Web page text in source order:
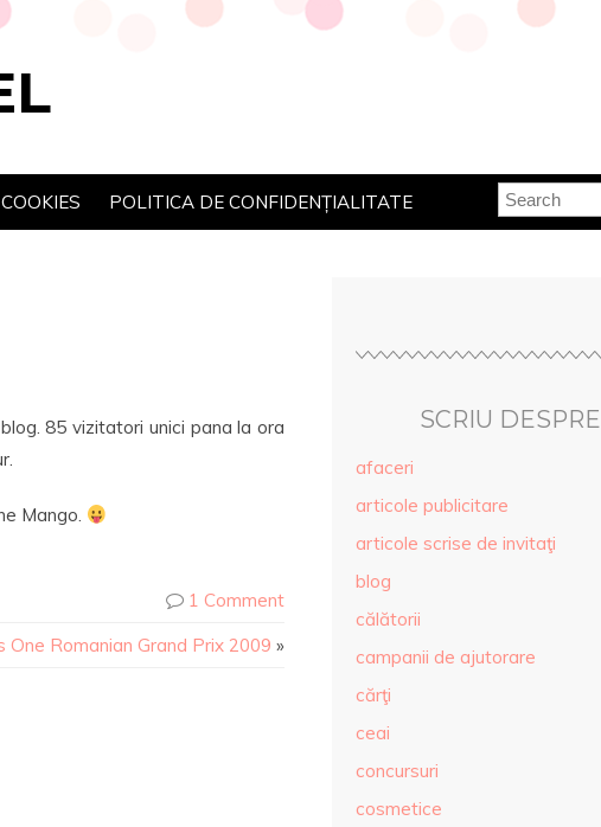
POLITICA DE CONFIDENȚIALITATE
85 vizitatori unici pana la ora
Mango.
1 Comment
One Romanian Grand Prix 2009 »
SCRIU DESPRE
afaceri
articole publicitare
articole scrise de invitaţi
blog
călătorii
campanii de ajutorare
cărţi
ceai
concursuri
cosmetice